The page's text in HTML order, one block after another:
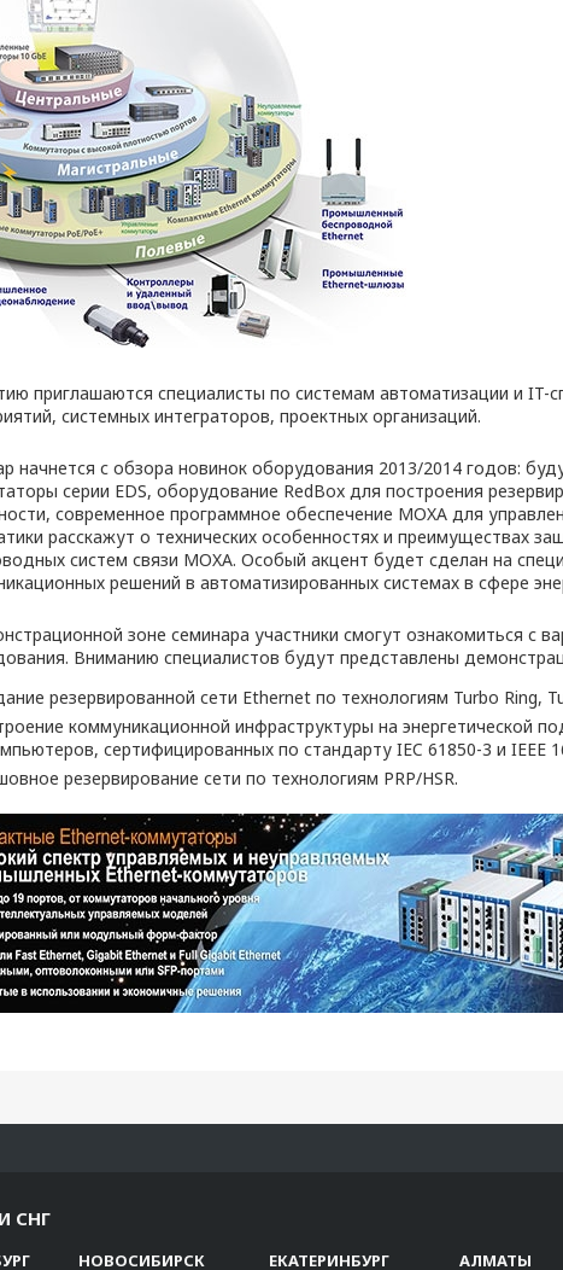
приглашаются специалисты по системам автоматизации и
системных интеграторов, проектных организаций.
начнется с обзора новинок оборудования 2013/2014 годов:
серии EDS, оборудование RedBox для построения
современное программное обеспечение MOXA для
расскажут о технических особенностях и преимуществах
систем связи MOXA. Особый акцент будет сделан на
решений в автоматизированных системах в сфере
зоне семинара участники смогут ознакомиться с
Вниманию специалистов будут представлены
резервированной сети Ethernet по технологиям Turbo Ring,
коммуникационной инфраструктуры на энергетической
сертифицированных по стандарту IEC 61850-3 и IEEE
резервирование сети по технологиям PRP/HSR.
СНГ
НОВОСИБИРСК ЕКАТЕРИНБУРГ АЛМАТЫ